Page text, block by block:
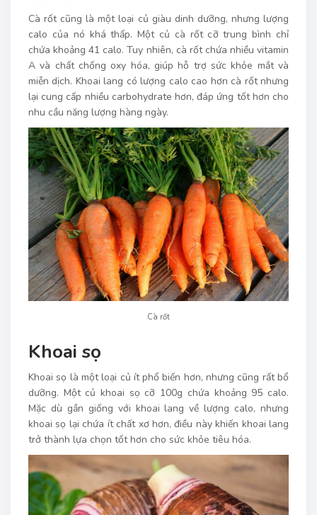
Cà rốt cũng là một loại củ giàu dinh dưỡng, nhưng lượng
calo của nó khá thấp. Một củ cà rốt cỡ trung bình chỉ
chứa khoảng 41 calo. Tuy nhiên, cà rốt chứa nhiều vitamin
A và chất chống oxy hóa, giúp hỗ trợ sức khỏe mắt và
miễn dịch. Khoai lang có lượng calo cao hơn cà rốt nhưng
lại cung cấp nhiều carbohydrate hơn, đáp ứng tốt hơn cho
nhu cầu năng lượng hàng ngày.
Cà rốt
Khoai sọ
Khoai sọ là một loại củ ít phổ biến hơn, nhưng cũng rất bổ
dưỡng. Một củ khoai sọ cỡ 100g chứa khoảng 95 calo.
Mặc dù gần giống với khoai lang về lượng calo, nhưng
khoai sọ lại chứa ít chất xơ hơn, điều này khiến khoai lang
trở thành lựa chọn tốt hơn cho sức khỏe tiêu hóa.